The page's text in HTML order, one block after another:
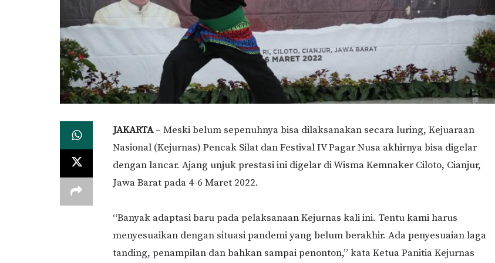
JAKARTA– Meski belum sepenuhnya bisa dilaksanakan secara luring, Kejuaraan
Nasional (Kejurnas) Pencak Silat dan Festival IV Pagar Nusa akhirnya bisa digelar
dengan lancar. Ajang unjuk prestasi ini digelar di Wisma Kemnaker Ciloto, Cianjur,
Jawa Barat pada 4-6 Maret 2022.
“Banyak adaptasi baru pada pelaksanaan Kejurnas kali ini. Tentu kami harus
menyesuaikan dengan situasi pandemi yang belum berakhir. Ada penyesuaian laga
tanding, penampilan dan bahkan sampai penonton,” kata Ketua Panitia Kejurnas